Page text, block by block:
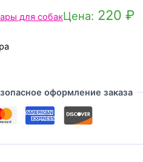
для собакЦена: 220 ₽
оформление заказа